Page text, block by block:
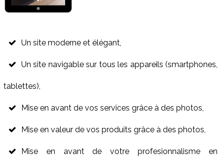
Un site moderne et élégant,
Un site navigable sur tous les appareils (smartphones,
tablettes),
Mise en avant de vos services grâce à des photos,
Mise en valeur de vos produits grâce à des photos,
Mise en avant de votre profesionnalisme en